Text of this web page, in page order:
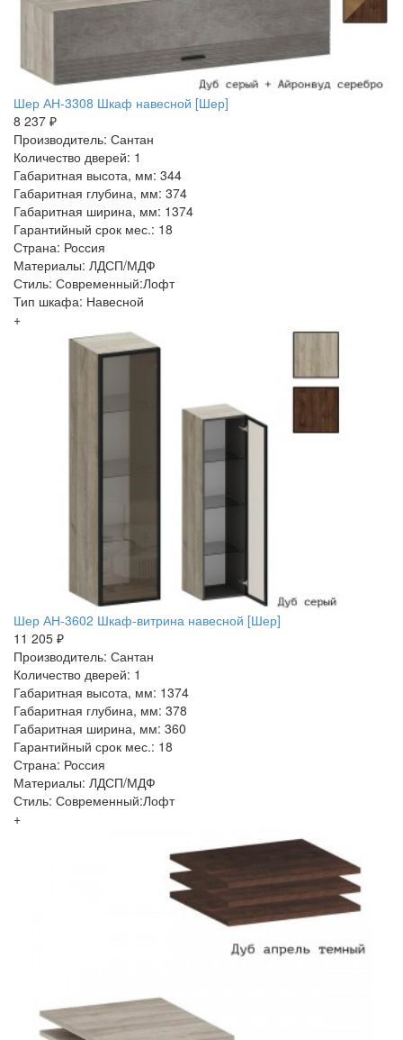
Шер АН-3308 Шкаф навесной [Шер]
8 237 ₽
Производитель: Сантан
Количество дверей: 1
Габаритная высота, мм: 344
Габаритная глубина, мм: 374
Габаритная ширина, мм: 1374
Гарантийный срок мес.: 18
Страна: Россия
Материалы: ЛДСП/МДФ
Стиль: Современный:Лофт
Тип шкафа: Навесной
+
Шер АН-3602 Шкаф-витрина навесной [Шер]
11 205 ₽
Производитель: Сантан
Количество дверей: 1
Габаритная высота, мм: 1374
Габаритная глубина, мм: 378
Габаритная ширина, мм: 360
Гарантийный срок мес.: 18
Страна: Россия
Материалы: ЛДСП/МДФ
Стиль: Современный:Лофт
+